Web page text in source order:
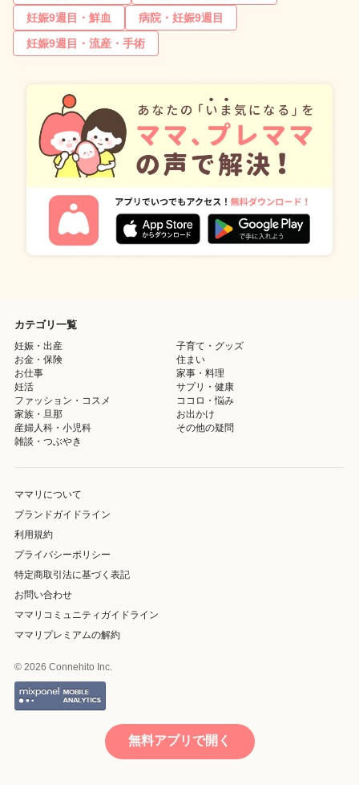
妊娠9週目・鮮血
病院・妊娠9週目
妊娠9週目・流産・手術
カテゴリ一覧
妊娠・出産
子育て・グッズ
お金・保険
住まい
お仕事
家事・料理
妊活
サプリ・健康
ファッション・コスメ
ココロ・悩み
家族・旦那
お出かけ
産婦人科・小児科
その他の疑問
雑談・つぶやき
ママリについて
ブランドガイドライン
利用規約
プライバシーポリシー
特定商取引法に基づく表記
お問い合わせ
ママリコミュニティガイドライン
ママリプレミアムの解約
© 2026 Connehito Inc.
無料アプリで開く